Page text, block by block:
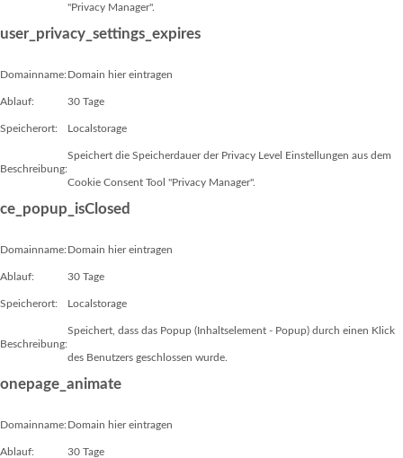
"Privacy Manager".
user_privacy_settings_expires
Domainname: Domain hier eintragen
Ablauf: 30 Tage
Speicherort: Localstorage
Beschreibung:
Speichert die Speicherdauer der Privacy Level Einstellungen aus dem
Cookie Consent Tool "Privacy Manager".
ce_popup_isClosed
Domainname: Domain hier eintragen
Ablauf: 30 Tage
Speicherort: Localstorage
Beschreibung:
Speichert, dass das Popup (Inhaltselement - Popup) durch einen Klick
des Benutzers geschlossen wurde.
onepage_animate
Domainname: Domain hier eintragen
Ablauf: 30 Tage